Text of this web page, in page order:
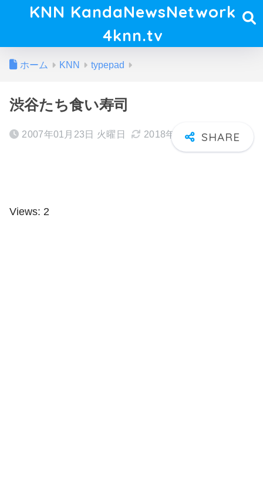
KNN KandaNewsNetwork
4knn.tv
ホーム KNN typepad
渋谷たち食い寿司
2007年01月23日 火曜日 2018年02月22日 木曜日
Views: 2